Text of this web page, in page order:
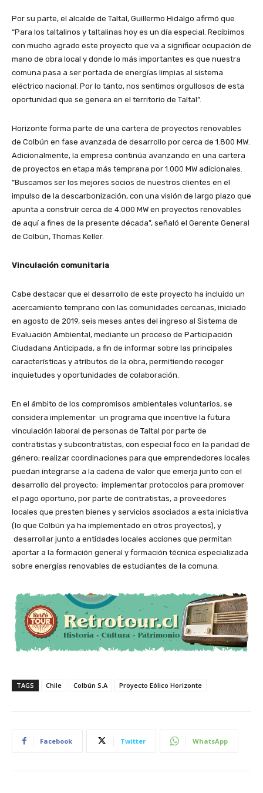
Por su parte, el alcalde de Taltal, Guillermo Hidalgo afirmó que
“Para los taltalinos y taltalinas hoy es un día especial. Recibimos
con mucho agrado este proyecto que va a significar ocupación de
mano de obra local y donde lo más importantes es que nuestra
comuna pasa a ser portada de energías limpias al sistema
eléctrico nacional. Por lo tanto, nos sentimos orgullosos de esta
oportunidad que se genera en el territorio de Taltal”.
Horizonte forma parte de una cartera de proyectos renovables
de Colbún en fase avanzada de desarrollo por cerca de 1.800 MW.
Adicionalmente, la empresa continúa avanzando en una cartera
de proyectos en etapa más temprana por 1.000 MW adicionales.
“Buscamos ser los mejores socios de nuestros clientes en el
impulso de la descarbonización, con una visión de largo plazo que
apunta a construir cerca de 4.000 MW en proyectos renovables
de aquí a fines de la presente década”, señaló el Gerente General
de Colbún, Thomas Keller.
Vinculación comunitaria
Cabe destacar que el desarrollo de este proyecto ha incluido un
acercamiento temprano con las comunidades cercanas, iniciado
en agosto de 2019, seis meses antes del ingreso al Sistema de
Evaluación Ambiental, mediante un proceso de Participación
Ciudadana Anticipada, a fin de informar sobre las principales
características y atributos de la obra, permitiendo recoger
inquietudes y oportunidades de colaboración.
En el ámbito de los compromisos ambientales voluntarios, se
considera implementar un programa que incentive la futura
vinculación laboral de personas de Taltal por parte de
contratistas y subcontratistas, con especial foco en la paridad de
género; realizar coordinaciones para que emprendedores locales
puedan integrarse a la cadena de valor que emerja junto con el
desarrollo del proyecto; implementar protocolos para promover
el pago oportuno, por parte de contratistas, a proveedores
locales que presten bienes y servicios asociados a esta iniciativa
(lo que Colbún ya ha implementado en otros proyectos), y
desarrollar junto a entidades locales acciones que permitan
aportar a la formación general y formación técnica especializada
sobre energías renovables de estudiantes de la comuna.
TAGS Chile Colbún S.A Proyecto Eólico Horizonte
Facebook Twitter WhatsApp